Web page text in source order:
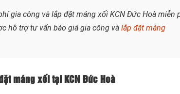
gia công và lắp đặt máng xối KCN Đức Hoà miễn
hỗ trợ tư vấn báo giá gia công và lắp đặt máng
máng xối tại KCN Đức Hoà